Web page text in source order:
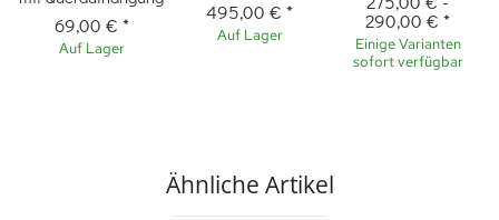
69,00 € *
Auf Lager
495,00 € *
Auf Lager
290,00 € *
Einige Varianten
sofort verfügbar
Ähnliche Artikel